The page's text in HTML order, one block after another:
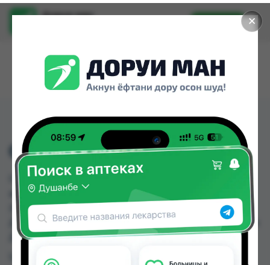
✕
Доруи ман
Установить
COMFORT BABY 2
COMFORT BABY 2 можно купить или заказать в
аптеках, Авиценна, Аптека АХРОМ, Аптека Нур
(Nur), Аслфарм №1, Аслфарм №4, Аслфарм №6,
Дору Фарм №2 по цене от 1.34 TJS до 85.00 TJS в
Душанбе и других городах Таджикистана
Цена: от1.34 TJS